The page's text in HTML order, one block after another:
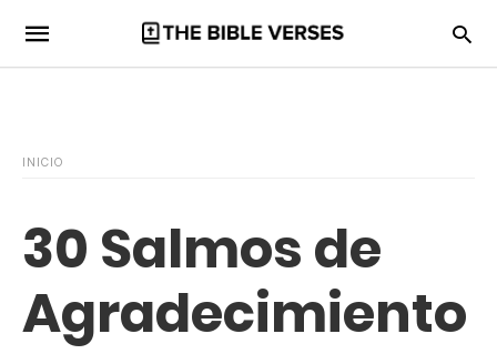
INICIO
30 Salmos de
Agradecimiento